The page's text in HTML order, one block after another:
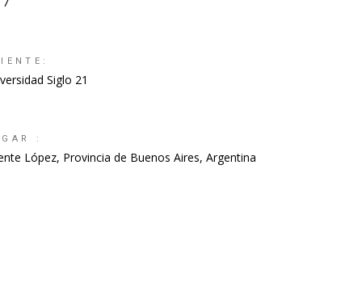
Siglo 21
:
López, Provincia de Buenos Aires, Argentina